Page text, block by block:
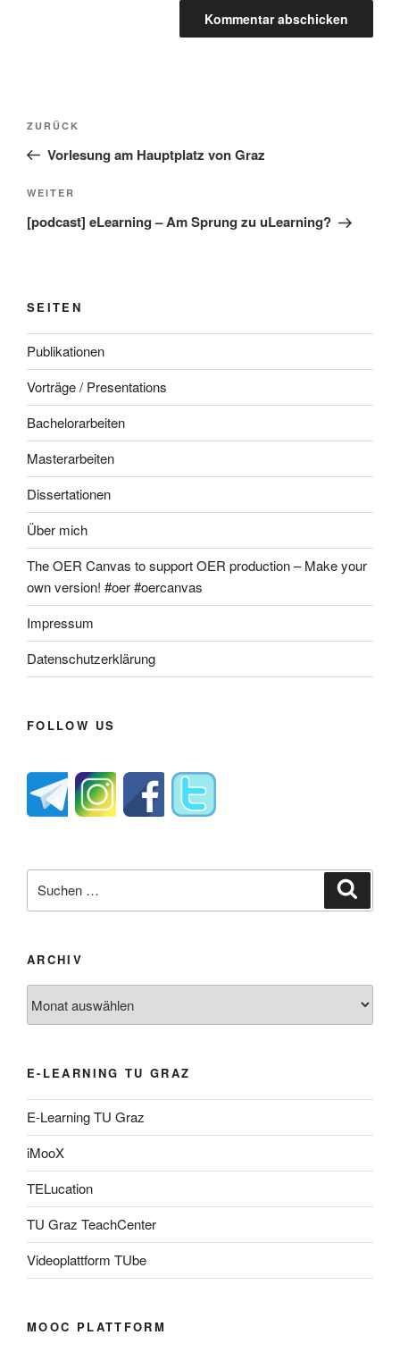
Beitragsnavigation
Vorheriger
Beitrag
ZURÜCK
Vorlesung am Hauptplatz von Graz
Nächster
Beitrag
WEITER
[podcast] eLearning – Am Sprung zu uLearning?
SEITEN
Publikationen
Vorträge / Presentations
Bachelorarbeiten
Masterarbeiten
Dissertationen
Über mich
The OER Canvas to support OER production – Make your
own version! #oer #oercanvas
Impressum
Datenschutzerklärung
FOLLOW US
nach:
ARCHIV
E-LEARNING TU GRAZ
E-Learning TU Graz
iMooX
TELucation
TU Graz TeachCenter
Videoplattform TUbe
MOOC PLATTFORM